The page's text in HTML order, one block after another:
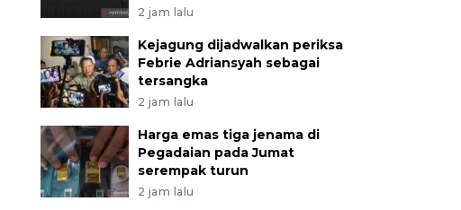
2 jam lalu
Kejagung dijadwalkan periksa
Febrie Adriansyah sebagai
tersangka
2 jam lalu
Harga emas tiga jenama di
Pegadaian pada Jumat
serempak turun
2 jam lalu